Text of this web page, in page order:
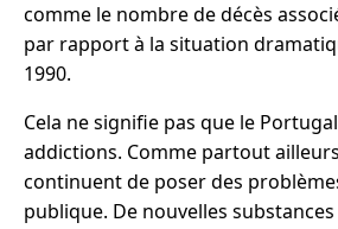
comme le nombre de décès
par rapport à la situation
1990.
Cela ne signifie pas que le
addictions. Comme partout
continuent de poser des
publique. De nouvelles